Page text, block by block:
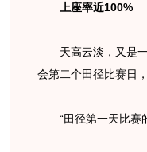
上座率近100%
天高云淡，又是一
会第二个田径比赛日
“田径第一天比赛的